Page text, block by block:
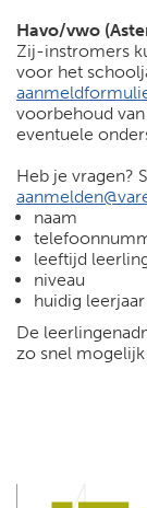
Havo/vwo
Zij-instromers
voor het
voorbehoud
eventuele
Heb je vragen?
naam
leeftijd
niveau
huidig leerjaar
De
zo snel